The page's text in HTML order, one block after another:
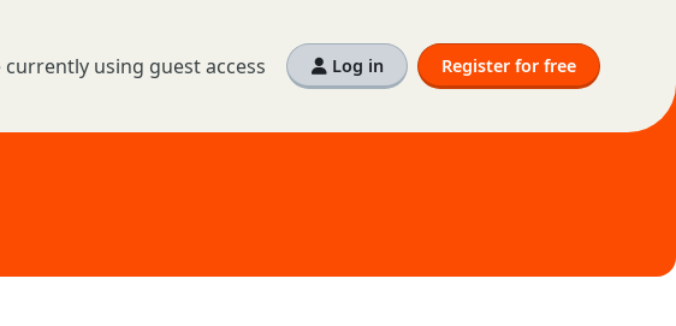
currently using guest access Log in Register for free